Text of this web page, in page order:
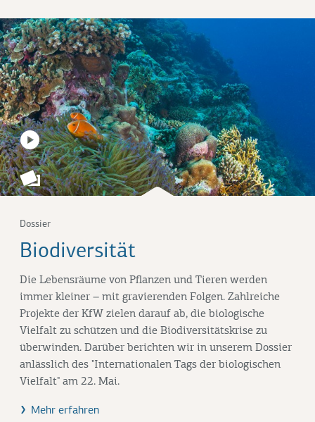
Dossier
Biodiversität
Die Lebensräume von Pflanzen und Tieren werden
immer kleiner – mit gravierenden Folgen. Zahlreiche
Projekte der KfW zielen darauf ab, die biologische
Vielfalt zu schützen und die Biodiversitätskrise zu
überwinden. Darüber berichten wir in unserem Dossier
anlässlich des "Internationalen Tags der biologischen
Vielfalt" am 22. Mai.
Mehr erfahren